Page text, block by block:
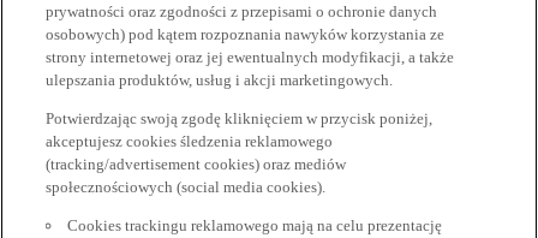
prywatności oraz zgodności z przepisami o ochronie danych
osobowych) pod kątem rozpoznania nawyków korzystania ze
strony internetowej oraz jej ewentualnych modyfikacji, a także
ulepszania produktów, usług i akcji marketingowych.
Potwierdzając swoją zgodę kliknięciem w przycisk poniżej,
akceptujesz cookies śledzenia reklamowego
(tracking/advertisement cookies) oraz mediów
społecznościowych (social media cookies).
Cookies trackingu reklamowego mają na celu prezentację